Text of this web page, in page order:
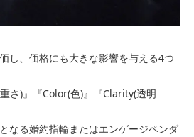
し、価格にも大きな影響を与える4つ
さ)』『Color(色)』『Clarity(透明
なる婚約指輪またはエンゲージペンダ